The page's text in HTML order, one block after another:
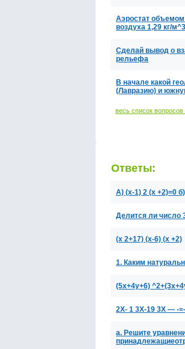
Аэростат объемом
воздуха 1,29 кг/м^3
Сделай вывод о
рельефа
В начале какой
(Лавразию) и
весь список вопросов
Ответы:
А) (х-1) 2 (х +2)=0
Делится ли число
(х 2+17) (х-6) (х +2)
1. Каким
(5x+4y+6)
2X- 1 3X-19 3X — -
a. Решите